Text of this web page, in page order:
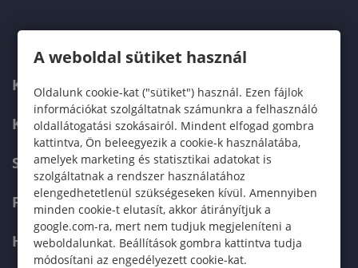
KAPCSOLAT
KÉPZÉSKERESŐ
SZERVEZETI FELÉPÍTÉS
FELVÉTELIZŐKNEK
HALLGATÓKNAK
A weboldal sütiket használ
Oldalunk cookie-kat ("sütiket") használ. Ezen fájlok
információkat szolgáltatnak számunkra a felhasználó
oldallátogatási szokásairól. Mindent elfogad gombra
kattintva, Ön beleegyezik a cookie-k használatába,
amelyek marketing és statisztikai adatokat is
szolgáltatnak a rendszer használatához
elengedhetetlenül szükségeseken kívül. Amennyiben
minden cookie-t elutasít, akkor átirányítjuk a
google.com-ra, mert nem tudjuk megjeleníteni a
weboldalunkat. Beállítások gombra kattintva tudja
módosítani az engedélyezett cookie-kat.